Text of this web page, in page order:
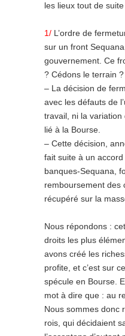
les lieux tout de
1/ L’ordre de
sur un front
gouvernement. Ce
? Cédons le terrain ?
– La décision de
avec les défauts de
travail, ni la variation
lié à la Bourse.
– Cette décision,
fait suite à un
banques-Sequana,
remboursement des
récupéré sur la
Nous répondons :
droits les plus
avons créé les
profite, et c’est sur
spécule en Bourse.
mot à dire que : au
Nous sommes donc
rois, qui décidaient